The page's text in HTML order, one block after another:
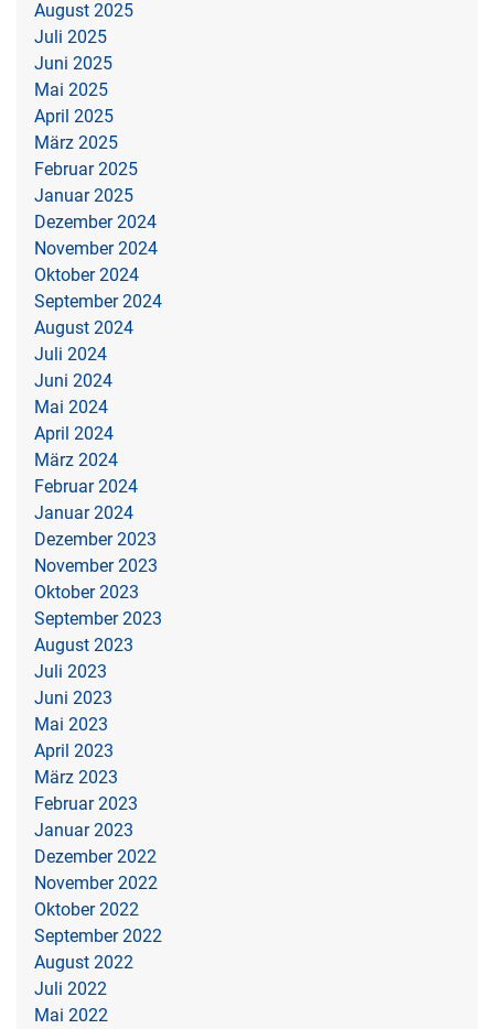
August 2025
Juli 2025
Juni 2025
Mai 2025
April 2025
März 2025
Februar 2025
Januar 2025
Dezember 2024
November 2024
Oktober 2024
September 2024
August 2024
Juli 2024
Juni 2024
Mai 2024
April 2024
März 2024
Februar 2024
Januar 2024
Dezember 2023
November 2023
Oktober 2023
September 2023
August 2023
Juli 2023
Juni 2023
Mai 2023
April 2023
März 2023
Februar 2023
Januar 2023
Dezember 2022
November 2022
Oktober 2022
September 2022
August 2022
Juli 2022
Mai 2022